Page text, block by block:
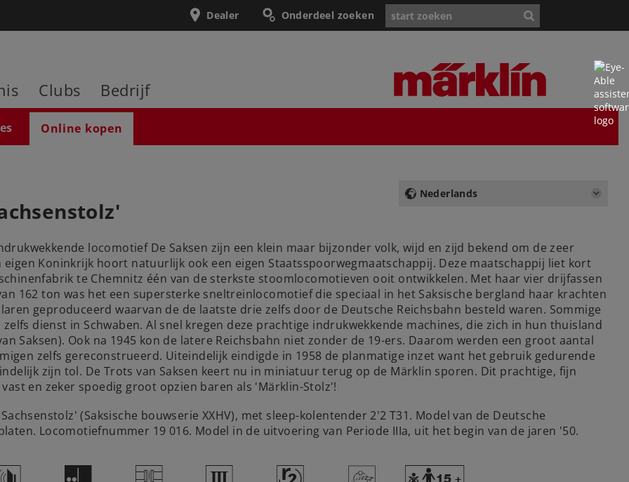
Onderdeel zoeken
Dealer
Clubs Bedrijf
Online kopen
Nederlands
locomotief De Saksen zijn een klein maar bijzonder volk, wijd en zijd bekend om de zeer
eigen Koninkrijk hoort natuurlijk ook een eigen Staatsspoorwegmaatschappij. Deze maatschappij liet kort
te Chemnitz één van de sterkste stoomlocomotieven ooit ontwikkelen. Met haar vier drijfassen
162 ton was het een supersterke sneltreinlocomotief die speciaal in het Saksische bergland haar krachten
geproduceerd waarvan de de laatste drie zelfs door de Deutsche Reichsbahn besteld waren. Sommige
dienst in Schwaben. Al snel kregen deze prachtige indrukwekkende machines, die zich in hun thuisland
Saksen). Ook na 1945 kon de latere Reichsbahn niet zonder de 19-ers. Daarom werden een groot aantal
zelfs gereconstrueerd. Uiteindelijk eindigde in 1958 de planmatige inzet want het gebruik gedurende
zijn tol. De Trots van Saksen keert nu in miniatuur terug op de Märklin sporen. Dit prachtige, fijn
en zeker spoedig groot opzien baren als 'Märklin-Stolz'!
(Saksische bouwserie XXHV), met sleep-kolentender 2'2 T31. Model van de Deutsche
Locomotiefnummer 19 016. Model in de uitvoering van Periode IIIa, uit het begin van de jaren '50.